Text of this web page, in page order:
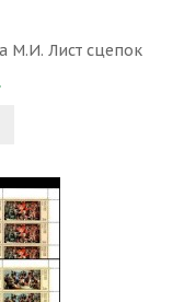
М.И. Лист сцепок